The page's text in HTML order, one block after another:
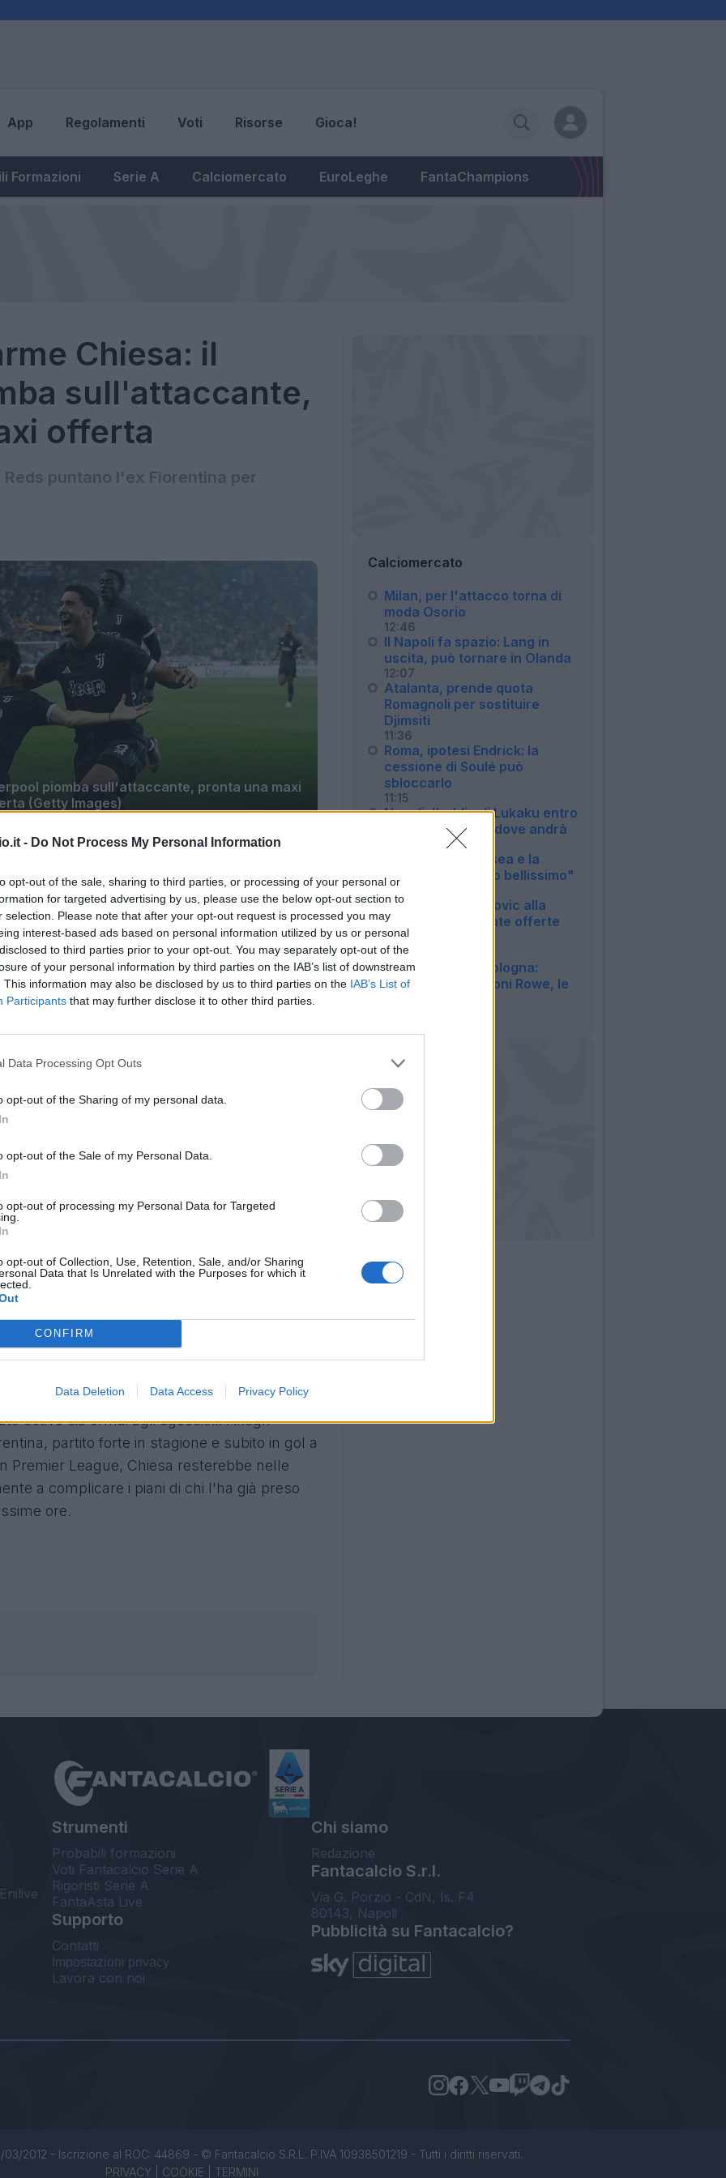
- Do Not Process My Personal Information
opt-out of the sale, sharing to third parties, or processing of your personal or
for targeted advertising by us, please use the below opt-out section to
selection. Please note that after your opt-out request is processed you may
interest-based ads based on personal information utilized by us or personal
to third parties prior to your opt-out. You may separately opt-out of the
of your personal information by third parties on the IAB’s list of downstream
This information may also be disclosed by us to third parties on the IAB’s List of
Participants that may further disclose it to other third parties.
Data Processing Opt Outs
opt-out of the Sharing of my personal data.
opt-out of the Sale of my Personal Data.
opt-out of processing my Personal Data for Targeted
opt-out of Collection, Use, Retention, Sale, and/or Sharing
Data that Is Unrelated with the Purposes for which it
CONFIRM
Data Deletion Data Access Privacy Policy
App Regolamenti Voti Risorse Gioca!
Formazioni Serie A Calciomercato EuroLeghe FantaChampions
Chiesa: il
sull'attaccante,
offerta
puntano l'ex Fiorentina per
piomba sull'attaccante, pronta una maxi
(Getty Images)
il Liverpool.
Una cifra incredibile garantita
spessore (100 milioni di euro) in arrivo
l'affare alla fumata bianca. E i Reds
sostituto.
il Liverpool ha messo nel mirino Federico
avevano sondato il terreno per capire la
che però non ha aperto alla
potrebbero clamorosamente cambiare:
i Reds avrebbero la liquidità
I bianconeri chiedono almeno
economica possa essere soddisfatta nel
di Chiesa al Fantacalcio c'èe non è da
estivo sia ormai agli sgoccioli. Allegri
partito forte in stagione e subito in gol a
Premier League, Chiesa resterebbe nelle
a complicare i piani di chi l'ha già preso
ore.
Calciomercato
Milan, per l'attacco torna di
moda Osorio
12:46
Il Napoli fa spazio: Lang in
uscita, può tornare in Olanda
12:07
Atalanta, prende quota
Romagnoli per sostituire
Djimsiti
11:36
Roma, ipotesi Endrick: la
cessione di Soulé può
sbloccarlo
11:15
Napoli, l'addio di Lukaku entro
il weekend: ecco dove andrà
Palestra: "Il Chelsea e la
Premier un mondo bellissimo"
10:07
Pjanic su Alajbegovic alla
Juventus: "Rifiutate offerte
migliori"
09:41
Calciomercato Bologna:
offerta da 35 milioni Rowe, le
Strumenti
Probabili formazioni
Voti Fantacalcio Serie A
Rigoristi Serie A
FantaAsta Live
Supporto
Contatti
Impostazioni privacy
Lavora con noi
Chi siamo
Redazione
Fantacalcio S.r.l.
Via G. Porzio - CdN, Is. F4
80143, Napoli
Pubblicità su Fantacalcio?
2012 - Iscrizione al ROC: 44869 - © Fantacalcio S.R.L. P.IVA 10938501219 - Tutti i diritti riservati.
PRIVACY| COOKIE TERMINI